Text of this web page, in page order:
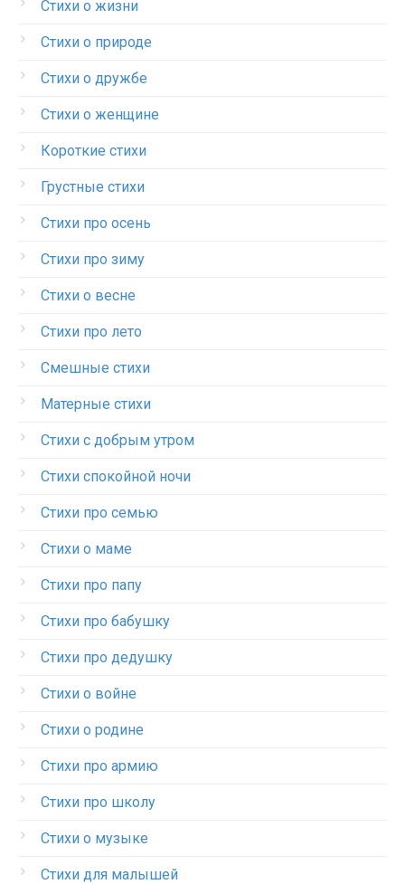
Стихи о жизни
Стихи о природе
Стихи о дружбе
Стихи о женщине
Короткие стихи
Грустные стихи
Стихи про осень
Стихи про зиму
Стихи о весне
Стихи про лето
Смешные стихи
Матерные стихи
Стихи с добрым утром
Стихи спокойной ночи
Стихи про семью
Стихи о маме
Стихи про папу
Стихи про бабушку
Стихи про дедушку
Стихи о войне
Стихи о родине
Стихи про армию
Стихи про школу
Стихи о музыке
Стихи для малышей